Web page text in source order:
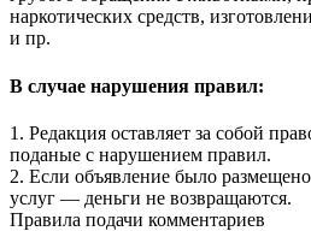
наркотических средств,
и пр.
В случае нарушения правил:
1. Редакция оставляет за собой
поданые с нарушением правил.
2. Если объявление было
услуг — деньги не возвращаются.
Правила подачи комментариев